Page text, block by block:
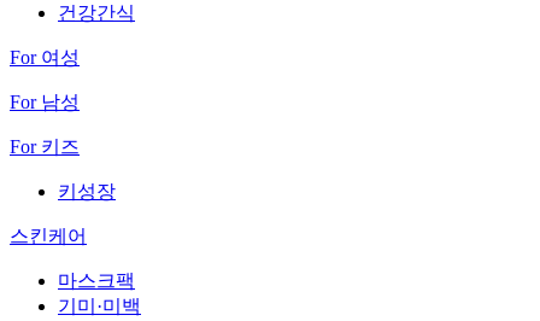
건강간식
For 여성
For 남성
For 키즈
키성장
스킨케어
마스크팩
기미·미백